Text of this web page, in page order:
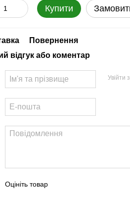
Купити
Повернення
відгук або коментар
Увійти
Оцініть товар